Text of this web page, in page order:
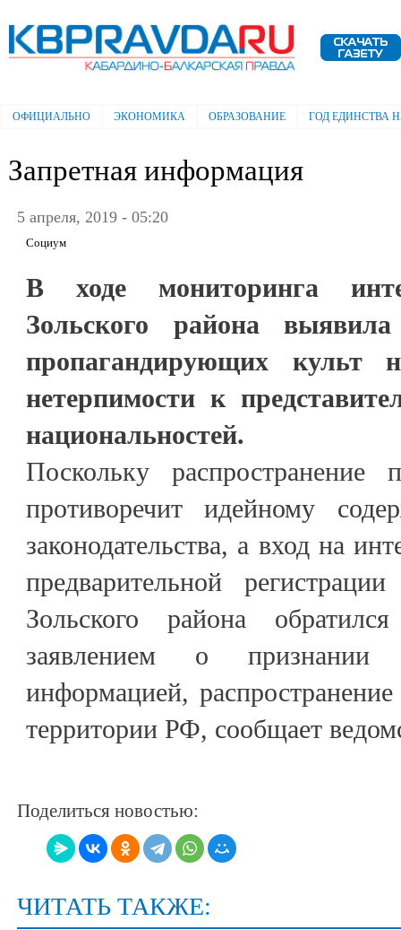
Электронная газета "Кабардино-
Балкарская правда"
Главное меню
ОФИЦИАЛЬНО ЭКОНОМИКА ОБРАЗОВАНИЕ ГОД ЕДИНСТВА
Запретная информация
5 апреля, 2019 - 05:20
Социум
В ходе мониторинга
Зольского района
пропагандирующих культ
нетерпимости к
национальностей.
Поскольку распространение
противоречит идейному
законодательства, а вход на
предварительной
Зольского района
заявлением о признании
информацией,
территории РФ, сообщает
Поделиться новостью:
ЧИТАТЬ ТАКЖЕ: